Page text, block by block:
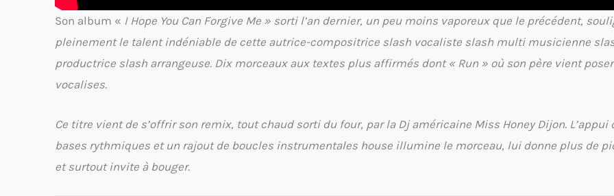
Son album « I Hope You Can Forgive Me » sorti l’an dernier, un peu moins vaporeux que le précédent,
pleinement le talent indéniable de cette autrice-compositrice slash vocaliste slash multi musicienne
productrice slash arrangeuse. Dix morceaux aux textes plus affirmés dont « Run » où son père vient
vocalises.
Ce titre vient de s’offrir son remix, tout chaud sorti du four, par la Dj américaine Miss Honey Dijon. L’appui
bases rythmiques et un rajout de boucles instrumentales house illumine le morceau, lui donne plus de
et surtout invite à bouger.